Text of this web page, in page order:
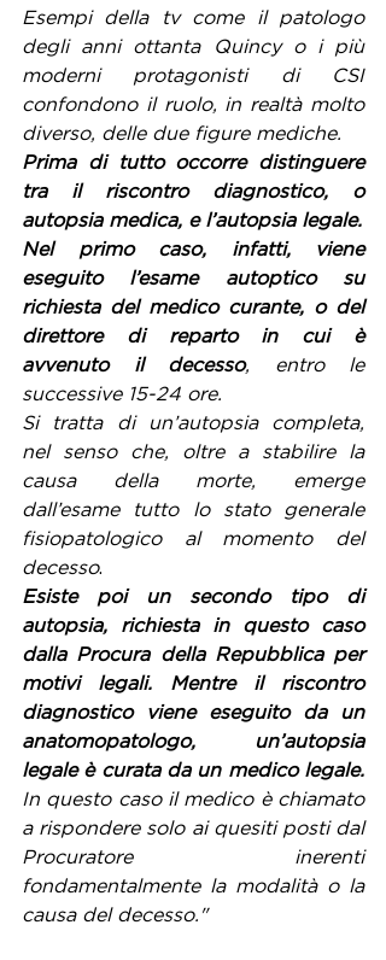
Esempi della tv come il patologo
degli anni ottanta Quincy o i più
moderni protagonisti di CSI
confondono il ruolo, in realtà molto
diverso, delle due figure mediche.
Prima di tutto occorre distinguere
tra il riscontro diagnostico, o
autopsia medica, e l’autopsia legale.
Nel primo caso, infatti, viene
eseguito l’esame autoptico su
richiesta del medico curante, o del
direttore di reparto in cui è
avvenuto il decesso, entro le
successive 15-24 ore.
Si tratta di un’autopsia completa,
nel senso che, oltre a stabilire la
causa della morte, emerge
dall’esame tutto lo stato generale
fisiopatologico al momento del
decesso.
Esiste poi un secondo tipo di
autopsia, richiesta in questo caso
dalla Procura della Repubblica per
motivi legali. Mentre il riscontro
diagnostico viene eseguito da un
anatomopatologo, un’autopsia
legale è curata da un medico legale.
In questo caso il medico è chiamato
a rispondere solo ai quesiti posti dal
Procuratore inerenti
fondamentalmente la modalità o la
causa del decesso."